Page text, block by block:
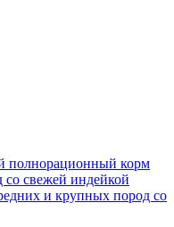
полнорационный корм
со свежей индейкой
и крупных пород со